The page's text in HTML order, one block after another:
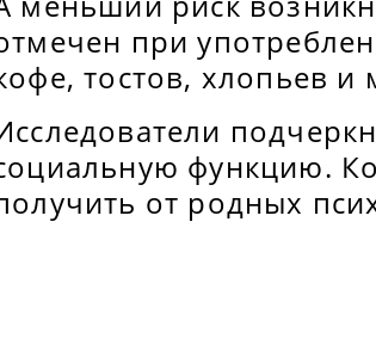
при
тостов, хлопьев и
функцию.
от родных